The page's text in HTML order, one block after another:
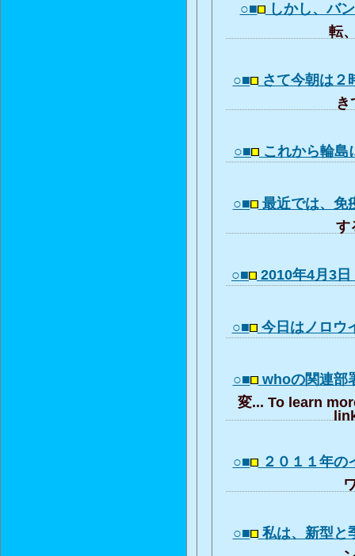
○■ しかし、バ
転
○■ さて今朝は
き
○■ これから輪
○■ 最近では、
す
○■ 2010年4月3
○■ 今日はノロ
○■ whoの関連
変... To learn
○■ ２０１１年
○■ 私は、新型